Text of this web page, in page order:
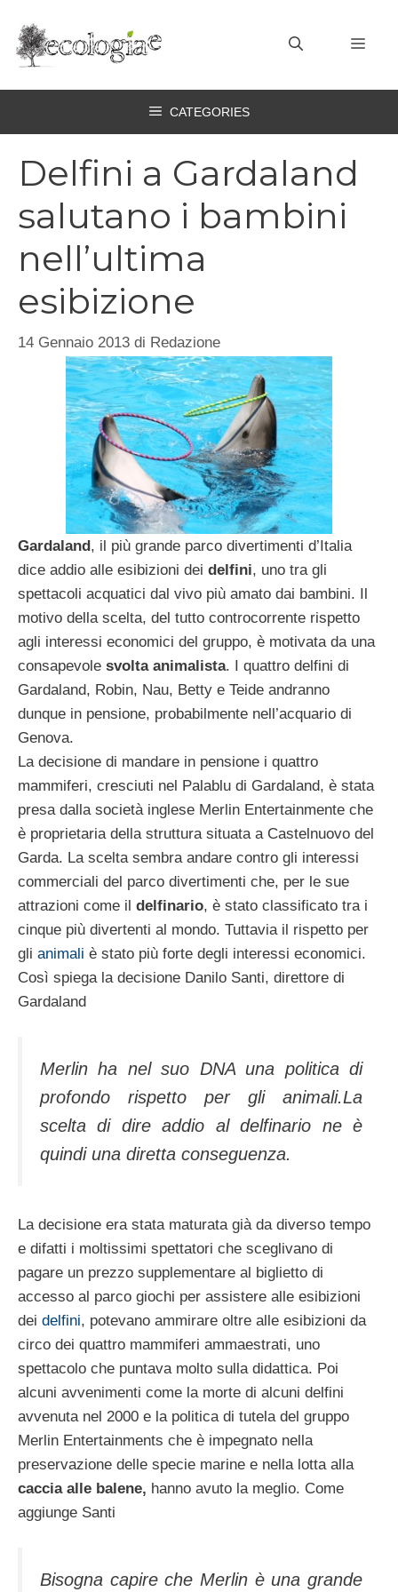
contenuto
CATEGORIES
Delfini a Gardaland
salutano i bambini
nell’ultima
esibizione
14 Gennaio 2013 di Redazione
Gardaland, il più grande parco divertimenti d’Italia
dice addio alle esibizioni dei delfini, uno tra gli
spettacoli acquatici dal vivo più amato dai bambini. Il
motivo della scelta, del tutto controcorrente rispetto
agli interessi economici del gruppo, è motivata da una
consapevole svolta animalista. I quattro delfini di
Gardaland, Robin, Nau, Betty e Teide andranno
dunque in pensione, probabilmente nell’acquario di
Genova.
La decisione di mandare in pensione i quattro
mammiferi, cresciuti nel Palablu di Gardaland, è stata
presa dalla società inglese Merlin Entertainmente che
è proprietaria della struttura situata a Castelnuovo del
Garda. La scelta sembra andare contro gli interessi
commerciali del parco divertimenti che, per le sue
attrazioni come il delfinario, è stato classificato tra i
cinque più divertenti al mondo. Tuttavia il rispetto per
gli animali è stato più forte degli interessi economici.
Così spiega la decisione Danilo Santi, direttore di
Gardaland
Merlin ha nel suo DNA una politica di
profondo rispetto per gli animali.La
scelta di dire addio al delfinario ne è
quindi una diretta conseguenza.
La decisione era stata maturata già da diverso tempo
e difatti i moltissimi spettatori che sceglivano di
pagare un prezzo supplementare al biglietto di
accesso al parco giochi per assistere alle esibizioni
dei delfini, potevano ammirare oltre alle esibizioni da
circo dei quattro mammiferi ammaestrati, uno
spettacolo che puntava molto sulla didattica. Poi
alcuni avvenimenti come la morte di alcuni delfini
avvenuta nel 2000 e la politica di tutela del gruppo
Merlin Entertainments che è impegnato nella
preservazione delle specie marine e nella lotta alla
caccia alle balene, hanno avuto la meglio. Come
aggiunge Santi
Bisogna capire che Merlin è una grande